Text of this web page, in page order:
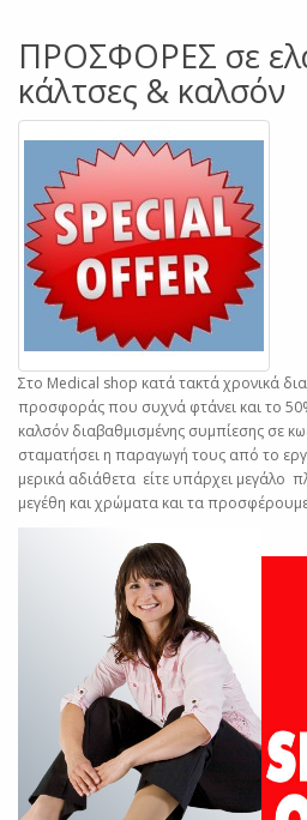
ΠΡΟΣΦΟΡΕΣ σε
κάλτσες & καλσόν
Στο Medical shop κατά τακτά χρονικά
προσφοράς που συχνά φτάνει και το
καλσόν διαβαθμισμένης συμπίεσης σε
σταματήσει η παραγωγή τους από το
μερικά αδιάθετα είτε υπάρχει μεγάλο
μεγέθη και χρώματα και τα προσφέρουμε